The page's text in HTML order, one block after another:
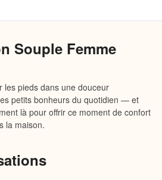
Souple Femme
les pieds dans une douceur
petits bonheurs du quotidien — et
là pour offrir ce moment de confort
la maison.